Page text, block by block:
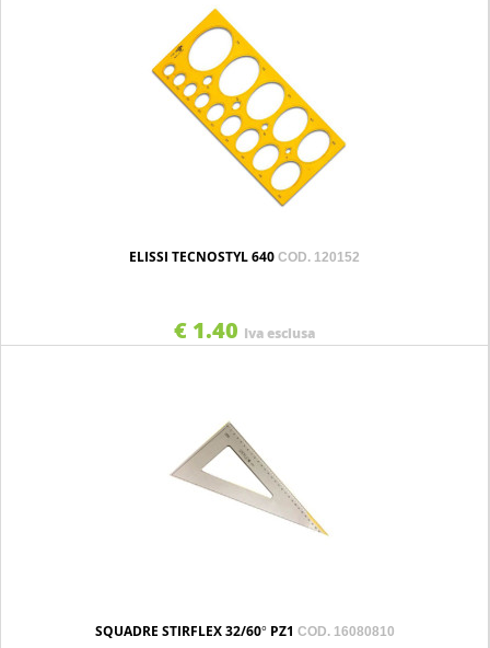
ELISSI TECNOSTYL 640 COD. 120152
€ 1.40 Iva esclusa
SQUADRE STIRFLEX 32/60° PZ1 COD. 16080810